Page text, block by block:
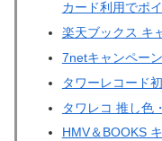
カード利用でポ
楽天ブックス キ
7netキャンペー
タワーレコード
タワレコ 推し色
HMV＆BOOKS